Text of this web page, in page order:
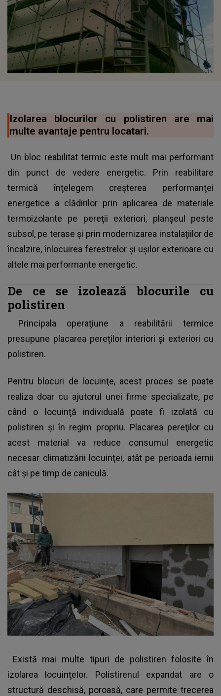
Izolarea blocurilor cu polistiren are mai
multe avantaje pentru locatari.
Un bloc reabilitat termic este mult mai performant
din punct de vedere energetic. Prin reabilitare
termică înţelegem creşterea performanţei
energetice a clădirilor prin aplicarea de materiale
termoizolante pe pereţii exteriori, planșeul peste
subsol, pe terase şi prin modernizarea instalaţiilor de
încalzire, înlocuirea ferestrelor şi uşilor exterioare cu
altele mai performante energetic.
De ce se izolează blocurile cu
polistiren
Principala operaţiune a reabilitării termice
presupune placarea pereţilor interiori şi exteriori cu
polistiren.
Pentru blocuri de locuinţe, acest proces se poate
realiza doar cu ajutorul unei firme specializate, pe
când o locuinţă individuală poate fi izolată cu
polistiren şi în regim propriu. Placarea pereţilor cu
acest material va reduce consumul energetic
necesar climatizării locuinţei, atât pe perioada iernii
cât și pe timp de caniculă.
Există mai multe tipuri de polistiren folosite în
izolarea locuinţelor. Polistirenul expandat are o
structură deschisă, poroasă, care permite trecerea